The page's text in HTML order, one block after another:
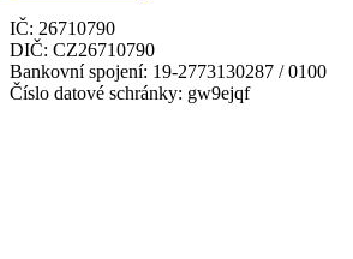
IČ: 26710790
DIČ: CZ26710790
Bankovní spojení: 19-2773130287 / 0100
Číslo datové schránky: gw9ejqf